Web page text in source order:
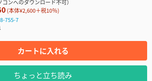
コンへのダウンロード不可）
(本体¥2,600＋税10％)
755-7
カートに入れる
ちょっと立ち読み